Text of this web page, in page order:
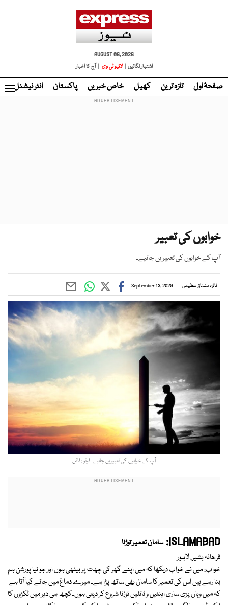
AUGUST 06, 2026
اشتہار لگائیں |
لائیو ٹی وی | آج کا اخبار
صفحۂ اول تازہ ترین کھیل خاص خبریں پاکستان انٹر نیشنل
خوابوں کی تعبیر
آپ کے خوابوں کی تعبیریں جانیے۔
فائزہ مشتاق عظیمی September 13, 2020
آپ کے خوابوں کی تعبیریں جانیے۔ فوٹو : فائل
ISLAMABAD: سامان تعمیر توڑنا
فرحانہ بشیر، لاہور
خواب: میں نے خواب دیکھا کہ میں اپنے گھر کی چھت پر بیٹھی ہوں اور جو نیا پورشن ہم
بنا رہے ہیں اس کی تعمیر کا سامان بھی ساتھ پڑا ہے۔ میرے دماغ میں جانے کیا آتا ہے
کہ میں وہاں پڑی ساری اینٹیں و ٹائلیں توڑنا شروع کر دیتی ہوں۔کچھ ہی دیر میں ٹکڑوں کا